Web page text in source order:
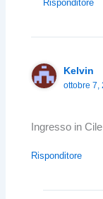
Risponditore
Kelvin
ottobre 7,
Ingresso in
Risponditore